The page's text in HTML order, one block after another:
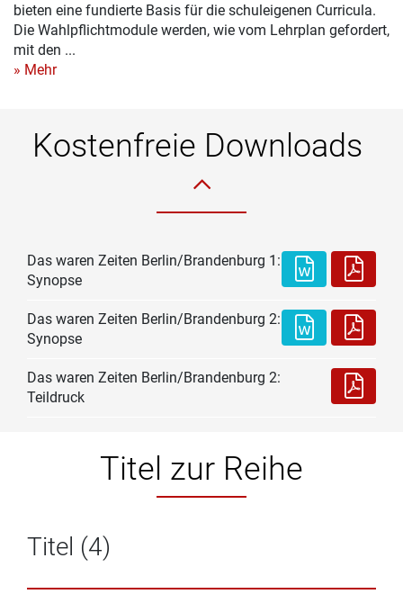
bieten eine fundierte Basis für die schuleigenen Curricula.
Die Wahlpflichtmodule werden, wie vom Lehrplan gefordert,
mit den ...
» Mehr
Kostenfreie Downloads
Das waren Zeiten Berlin/Brandenburg 1:
Synopse
Das waren Zeiten Berlin/Brandenburg 2:
Synopse
Das waren Zeiten Berlin/Brandenburg 2:
Teildruck
Titel zur Reihe
Titel (4)